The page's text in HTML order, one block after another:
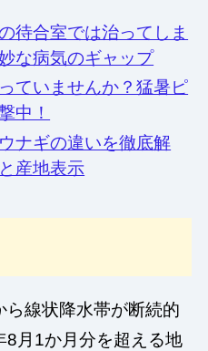
待合室では治ってしま
な病気のギャップ
ていませんか？猛暑ピ
中！
ナギの違いを徹底解
産地表示
ら線状降水帯が断続的
8月1か月分を超える地